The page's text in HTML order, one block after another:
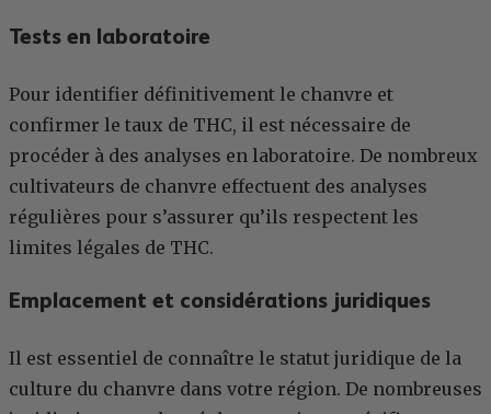
Tests en laboratoire
Pour identifier définitivement le chanvre et
confirmer le taux de THC, il est nécessaire de
procéder à des analyses en laboratoire. De nombreux
cultivateurs de chanvre effectuent des analyses
régulières pour s’assurer qu’ils respectent les
limites légales de THC.
Emplacement et considérations juridiques
Il est essentiel de connaître le statut juridique de la
culture du chanvre dans votre région. De nombreuses